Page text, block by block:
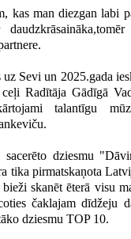
kas man diezgan labi
Sevi un 2025.gada
Radītāja Gādīgā
talantīgu
dziesmu
tika pirmatskaņota
skanēt ēterā visu
čaklajam dīdžeju
dziesmu TOP 10.